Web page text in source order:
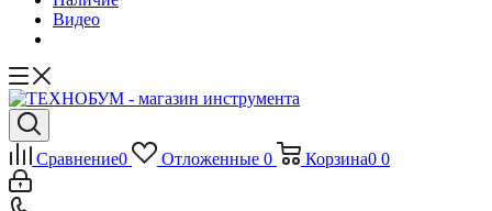
Видео
Сравнение0 Отложенные 0 Корзина0 0